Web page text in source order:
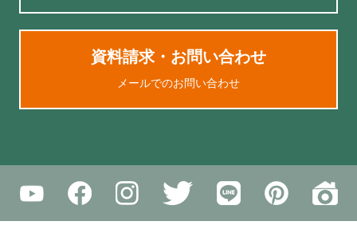
資料請求・お問い合わせ
メールでのお問い合わせ